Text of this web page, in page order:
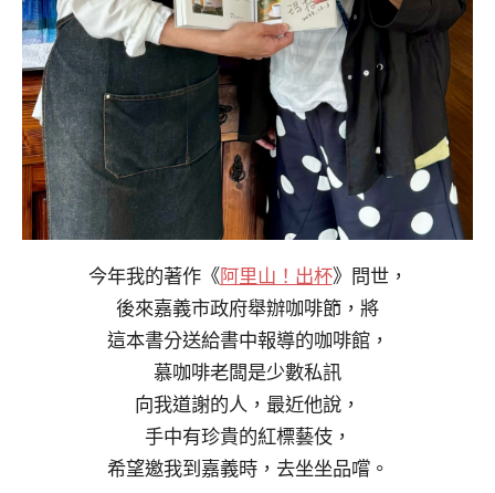
今年我的著作《 阿里山！出杯》問世，
後來嘉義市政府舉辦咖啡節，將
這本書分送給書中報導的咖啡館，
慕咖啡老闆是少數私訊
向我道謝的人，最近他說，
手中有珍貴的紅標藝伎，
希望邀我到嘉義時，去坐坐品嚐。